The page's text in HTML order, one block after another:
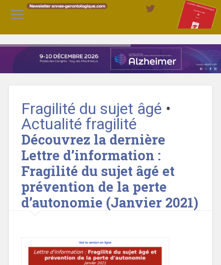
Fragilité du sujet âgé •
Actualité fragilité
Découvrez la dernière
Lettre d’information :
Fragilité du sujet âgé et
prévention de la perte
d’autonomie (Janvier 2021)